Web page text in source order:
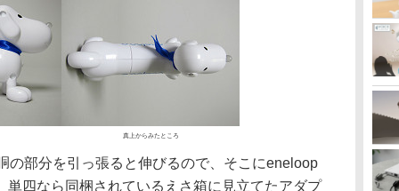
真上からみたところ
部分を引っ張ると伸びるので、そこにeneloop
単四なら同梱されているえさ箱に見立てたアダプ